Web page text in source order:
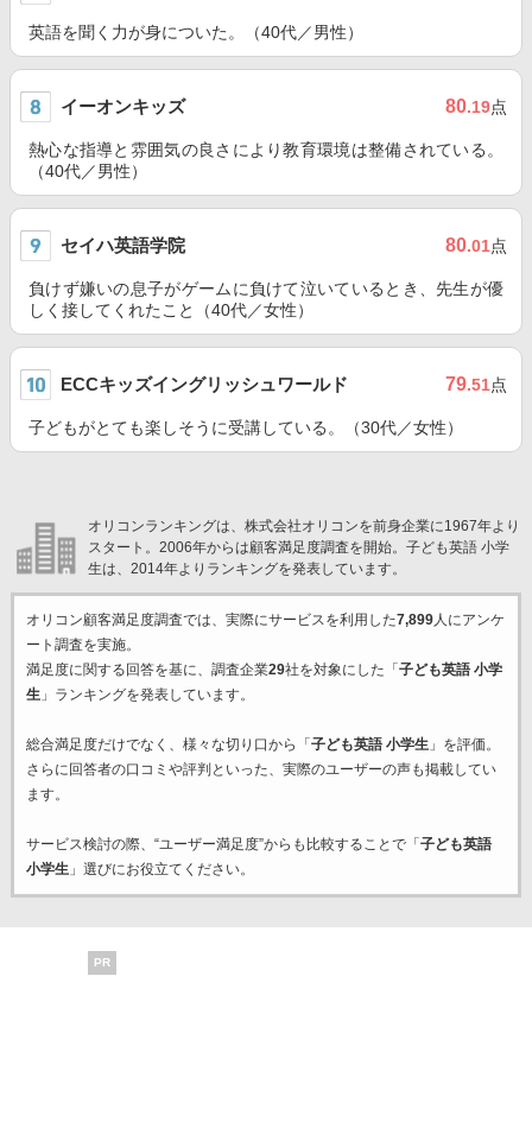
英語を聞く力が身についた。（40代／男性）
イーオンキッズ 80.19点
熱心な指導と雰囲気の良さにより教育環境は整備されている。
（40代／男性）
セイハ英語学院 80.01点
負けず嫌いの息子がゲームに負けて泣いているとき、先生が優
しく接してくれたこと（40代／女性）
ECCキッズイングリッシュワールド 79.51点
子どもがとても楽しそうに受講している。（30代／女性）
オリコンランキングは、株式会社オリコンを前身企業に1967年より
スタート。2006年からは顧客満足度調査を開始。子ども英語 小学
生は、2014年よりランキングを発表しています。
オリコン顧客満足度調査では、実際にサービスを利用した7,899人にアンケ
ート調査を実施。
満足度に関する回答を基に、調査企業29社を対象にした「 子ども英語 小学
生」ランキングを発表しています。
総合満足度だけでなく、様々な切り口から「 子ども英語 小学生」を評価。
さらに回答者の口コミや評判といった、実際のユーザーの声も掲載してい
ます。
サービス検討の際、“ユーザー満足度”からも比較することで「 子ども英語
小学生」選びにお役立てください。
PR